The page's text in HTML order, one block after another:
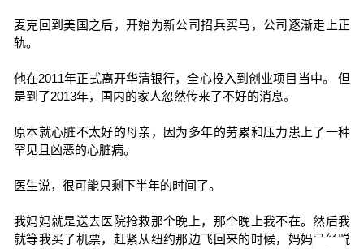
麦克回到美国之后，开始为新公司招兵买马，公司逐渐走上正
轨。
他在2011年正式离开华清银行，全心投入到创业项目当中。 但
是到了2013年，国内的家人忽然传来了不好的消息。
原本就心脏不太好的母亲，因为多年的劳累和压力患上了一种
罕见且凶恶的心脏病。
医生说，很可能只剩下半年的时间了。
我妈妈就是送去医院抢救那个晚上，那个晚上我不在。然后我
就等我买了机票，赶紧从纽约那边飞回来的时候，妈妈已经脱